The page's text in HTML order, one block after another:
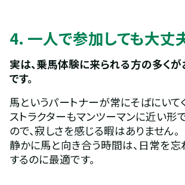
4. 一人で参加しても大丈
実は、乗馬体験に来られる方の多く
です。
馬というパートナーが常にそばにいて
ストラクターもマンツーマンに近い形
ので、寂しさを感じる暇はありません。
静かに馬と向き合う時間は、日常を忘
するのに最適です。